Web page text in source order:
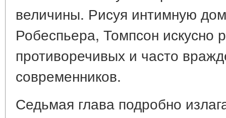
величины. Рисуя интимную
Робеспьера, Томпсон искусно
противоречивых и часто
современников.
Седьмая глава подробно